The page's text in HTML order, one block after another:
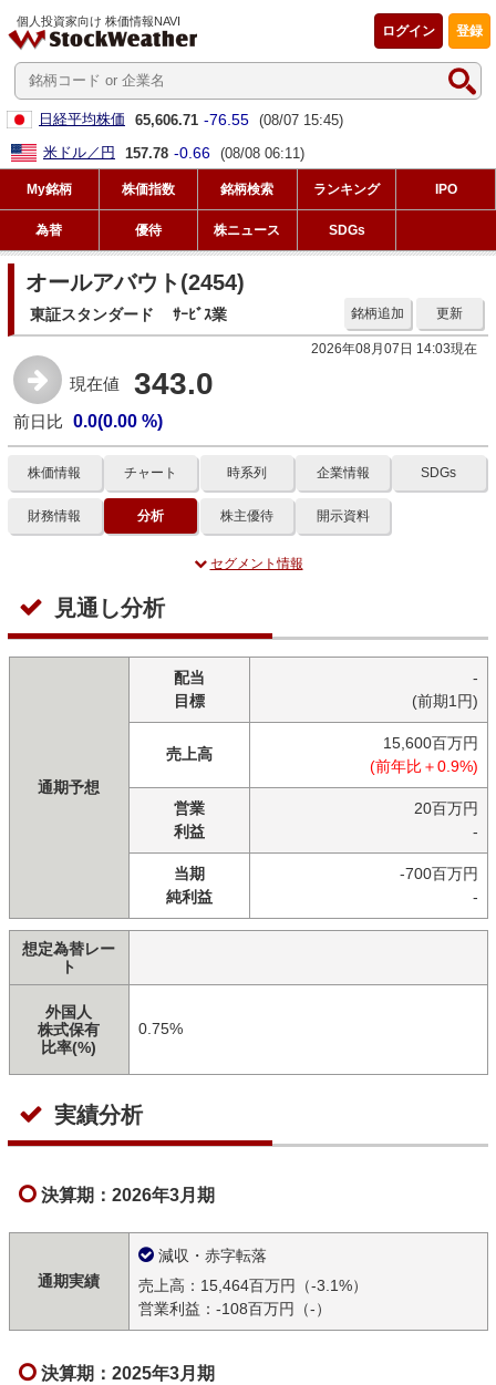
個人投資家向け 株価情報NAVI
登録
ログイン
日経平均株価 65,606.71 -76.55 (08/07 15:45)
米ドル／円
157.78 -0.66 (08/08 06:11)
My銘柄 株価指数 銘柄検索 ランキング IPO
為替 優待 株ニュース SDGs
オールアバウト(2454)
東証スタンダード ｻｰﾋﾞｽ業 更新
銘柄追加
2026年08月07日 14:03現在
現在値 343.0
前日比 0.0(0.00 %)
株価情報 チャート 時系列 企業情報 SDGs
財務情報 分析 株主優待 開示資料
セグメント情報
見通し分析
通期予想
配当
目標
-
(前期1円)
売上高
15,600百万円
(前年比＋0.9%)
営業
利益
20百万円
-
当期
純利益
-700百万円
-
想定為替レー
ト
外国人
株式保有
比率(%)
0.75%
実績分析
決算期：2026年3月期
通期実績
減収・赤字転落
売上高：15,464百万円（-3.1%）
営業利益：-108百万円（-）
決算期：2025年3月期